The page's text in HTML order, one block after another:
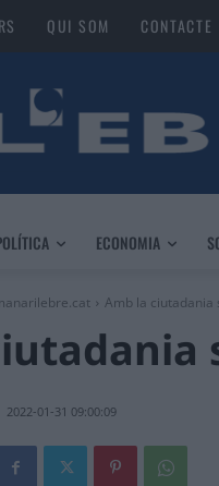
QUI SOM CONTACTE
ECONOMIA
Amb la ciutadania
2022-01-31 09:00:09